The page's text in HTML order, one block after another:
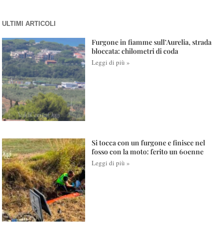
ULTIMI ARTICOLI
Furgone in fiamme sull’Aurelia, strada
bloccata: chilometri di coda
Leggi di più »
Si tocca con un furgone e finisce nel
fosso con la moto: ferito un 60enne
Leggi di più »